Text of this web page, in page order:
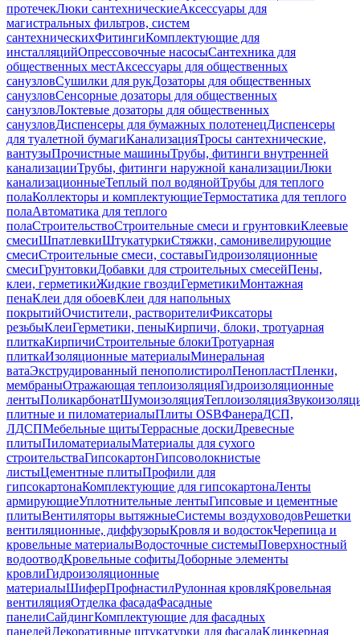
протечекЛюки сантехническиеАксессуары для
магистральных фильтров, систем
сантехническихФитингиКомплектующие для
инсталляцийОпрессовочные насосыСантехника для
общественных местАксессуары для общественных
санузловСушилки для рукДозаторы для общественных
санузловСенсорные дозаторы для общественных
санузловЛоктевые дозаторы для общественных
санузловДиспенсеры для бумажных полотенецДиспенсеры
для туалетной бумагиКанализацияТросы сантехнические,
вантузыПрочистные машиныТрубы, фитинги внутренней
канализацииТрубы, фитинги наружной канализацииЛюки
канализационныеТеплый пол водянойТрубы для теплого
полаКоллекторы и комплектующиеТермостатика для теплого
полаАвтоматика для теплого
полаСтроительствоСтроительные смеси и грунтовкиКлеевые
смесиШпатлевкиШтукатуркиСтяжки, самонивелирующие
смесиСтроительные смеси, составыГидроизоляционные
смесиГрунтовкиДобавки для строительных смесейПены,
клеи, герметикиЖидкие гвоздиГерметикиМонтажная
пенаКлеи для обоевКлеи для напольных
покрытийОчистители, растворителиФиксаторы
резьбыКлеиГерметики, пеныКирпичи, блоки, тротуарная
плиткаКирпичиСтроительные блокиТротуарная
плиткаИзоляционные материалыМинеральная
ватаЭкструдированный пенополистиролПенопластПленки,
мембраныОтражающая теплоизоляцияГидроизоляционные
лентыПоликарбонатШумоизоляцияТеплоизоляция
плитные и пиломатериалыПлиты OSBФанераДСП,
ЛДСПМебельные щитыТеррасные доскиДревесные
плитыПиломатериалыМатериалы для сухого
строительстваГипсокартонГипсоволокнистые
листыЦементные плитыПрофили для
гипсокартонаКомплектующие для гипсокартонаЛенты
армирующиеУплотнительные лентыГипсовые и цементные
плитыВентиляторы вытяжныеСистемы воздуховодовРешетки
вентиляционные, диффузорыКровля и водостокЧерепица и
кровельные материалыВодосточные системыПоверхностный
водоотводКровельные софитыДоборные элементы
кровлиГидроизоляционные
материалыШиферПрофнастилРулонная кровляКровельная
вентиляцияОтделка фасадаФасадные
панелиСайдингКомплектующие для фасадных
панелейДекоративные штукатурки для фасадаКлинкерная